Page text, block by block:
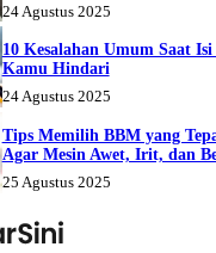
24 Agustus 2025
10 Kesalahan Umum Saat
Kamu Hindari
24 Agustus 2025
Tips Memilih BBM yang
Agar Mesin Awet, Irit, dan
25 Agustus 2025